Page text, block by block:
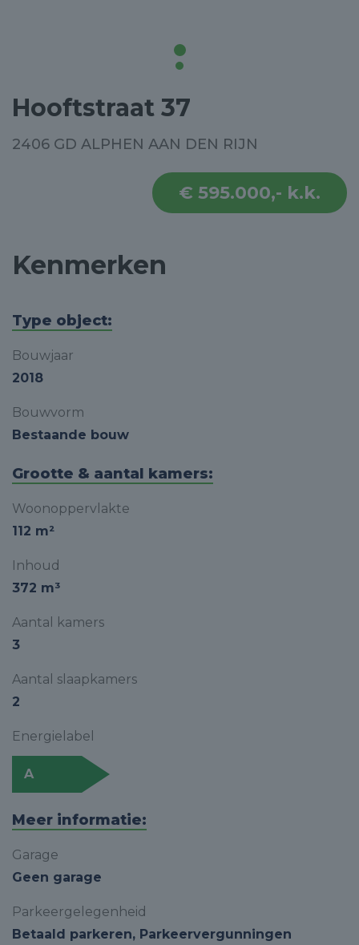
Hooftstraat 37
2406 GD ALPHEN AAN DEN RIJN
€ 595.000,- k.k.
Kenmerken
Type object:
Bouwjaar
2018
Bouwvorm
Bestaande bouw
Grootte & aantal kamers:
Woonoppervlakte
112 m²
Inhoud
372 m³
Aantal kamers
3
Aantal slaapkamers
2
Energielabel
A
Meer informatie:
Garage
Geen garage
Parkeergelegenheid
Betaald parkeren, Parkeervergunningen